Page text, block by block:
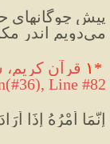
پیش چوگانهای
می‌دویم اندر مکان و لامکان
* ۱
), Line #82
إِنَّمَا أَمْرُهُ إِذَا